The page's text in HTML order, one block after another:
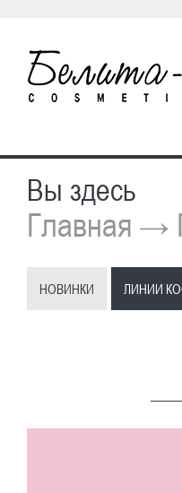
Вы здесь
Главная →
НОВИНКИ ЛИНИИ